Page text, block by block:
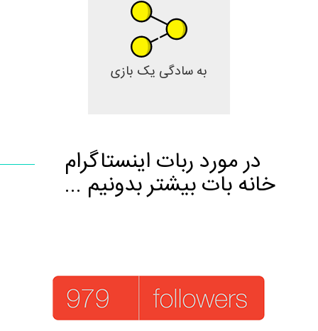
به سادگی یک بازی
در مورد ربات اینستاگرام
خانه بات بیشتر بدونیم ...